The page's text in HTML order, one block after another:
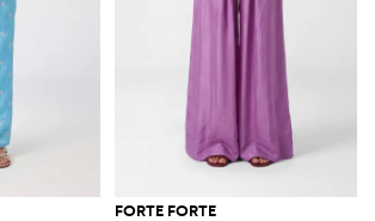
FORTE FORTE